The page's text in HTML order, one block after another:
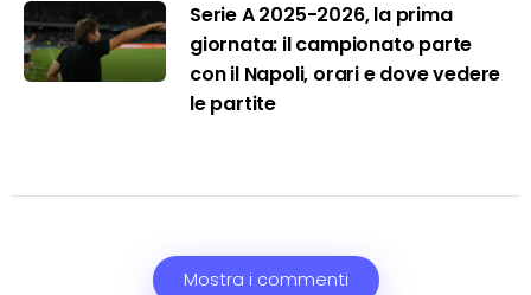
Serie A 2025-2026, la prima
giornata: il campionato parte
con il Napoli, orari e dove vedere
le partite
Mostra i commenti